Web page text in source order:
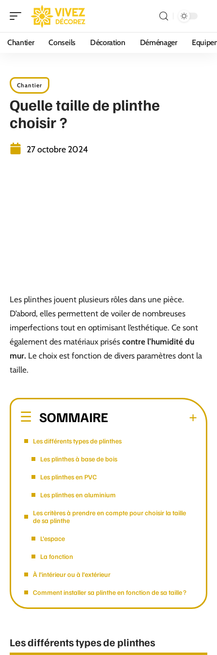
Chantier Conseils Décoration Déménager
Chantier
Quelle taille de plinthe
choisir ?
27 octobre 2024
Les plinthes jouent plusieurs rôles dans une pièce.
D’abord, elles permettent de voiler de nombreuses
imperfections tout en optimisant l’esthétique. Ce sont
également des matériaux prisés contre l’humidité du
mur. Le choix est fonction de divers paramètres dont la
taille.
SOMMAIRE
Les différents types de plinthes
Les plinthes à base de bois
Les plinthes en PVC
Les plinthes en aluminium
Les critères à prendre en compte pour choisir la taille
de sa plinthe
L’espace
La fonction
À l’intérieur ou à l’extérieur
Comment installer sa plinthe en fonction de sa taille ?
Les différents types de plinthes